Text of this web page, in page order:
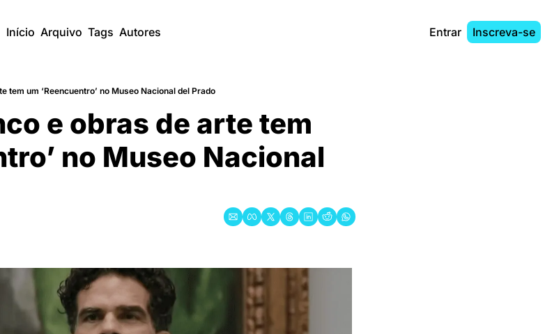
Início Arquivo Tags Autores Entrar Inscreva-se
tem um ‘Reencuentro’ no Museo Nacional del Prado
e obras de arte tem
no Museo Nacional